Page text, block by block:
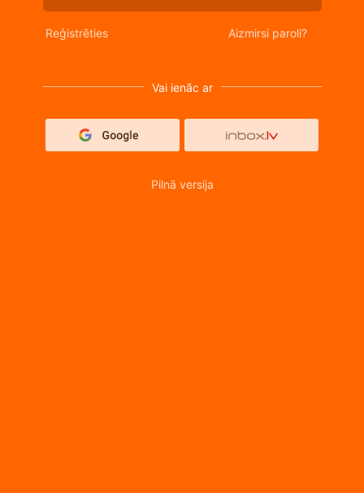
Reģistrēties Aizmirsi paroli?
Vai ienāc ar
Pilnā versija